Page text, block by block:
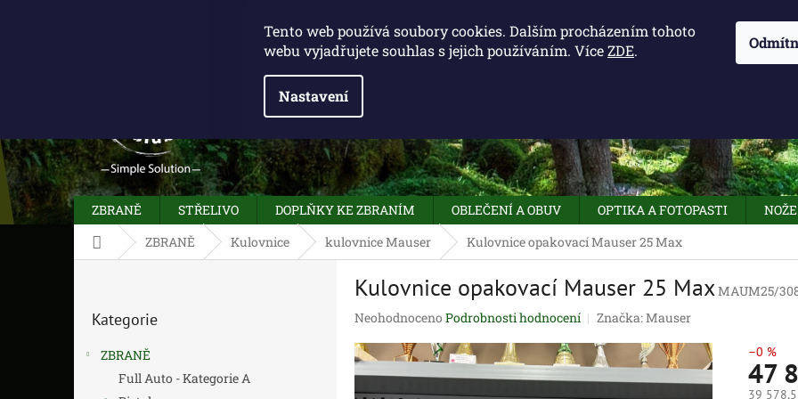
Tento web používá soubory cookies. Dalším procházením tohoto
webu vyjadřujete souhlas s jejich používáním. VíceZDE.
Nastavení
ZBRANĚ STŘELIVO DOPLŇKY KE ZBRANÍM OBLEČENÍ A OBUV OPTIKA A FOTOPASTI NOŽE
Domů ZBRANĚ Kulovnice kulovnice Mauser Kulovnice opakovací Mauser 25 Max
kategorie
Kategorie
ZBRANĚ
Full Auto - Kategorie A
Kulovnice opakovací Mauser 25 MaxMAUM25/
Průměrné
produktu
je
Neohodnoceno Podrobnosti hodnocení Značka:Mauser
–0 %
47
39